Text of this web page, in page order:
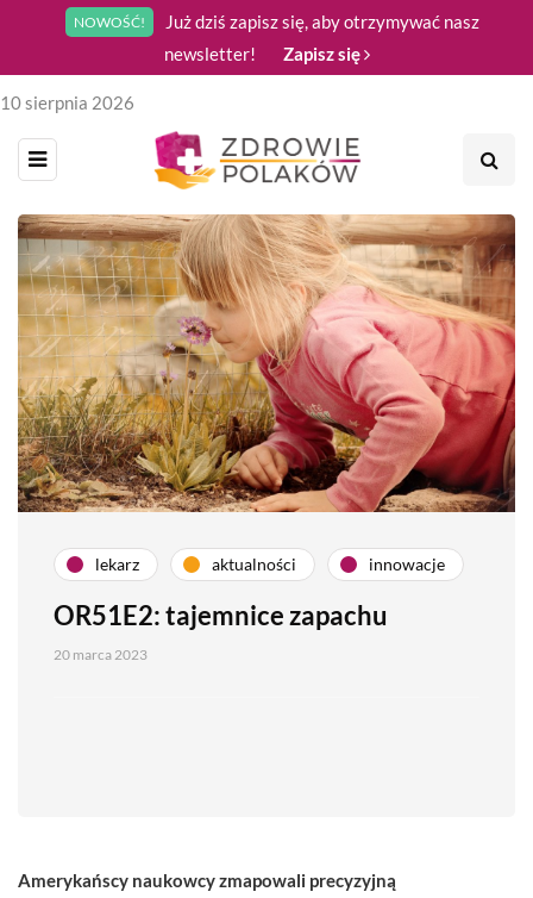
NOWOŚĆ!
Już dziś zapisz się, aby otrzymywać nasz
newsletter!
Zapisz się
10 sierpnia 2026
lekarz aktualności innowacje
OR51E2: tajemnice zapachu
20 marca 2023
Amerykańscy naukowcy zmapowali precyzyjną